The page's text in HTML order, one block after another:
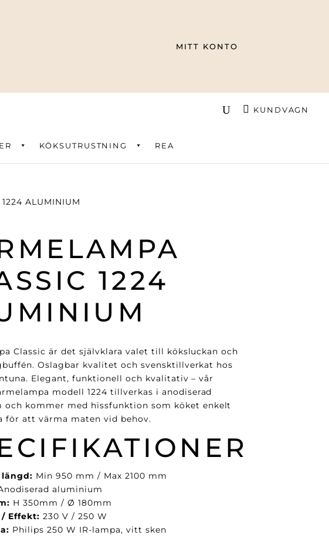
MITT KONTO
KUNDVAGN
KÖKSUTRUSTNING REA
ALUMINIUM
1224
Classic är det självklara valet till köksluckan och
Oslagbar kvalitet och svensktillverkat hos
Elegant, funktionell och kvalitativ – vår
modell 1224 tillverkas i anodiserad
och kommer med hissfunktion som köket enkelt
för att värma maten vid behov.
Min 950 mm / Max 2100 mm
aluminium
H 350mm / Ø 180mm
Effekt: 230 V / 250 W
Philips 250 W IR-lampa, vitt sken